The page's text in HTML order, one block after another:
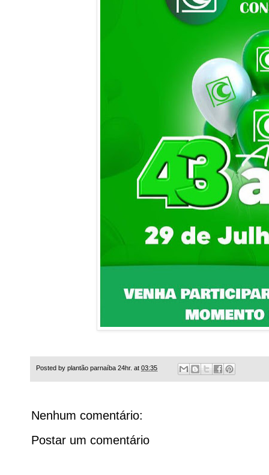
Posted by plantão parnaíba 24hr. at 03:35
Nenhum comentário:
Postar um comentário